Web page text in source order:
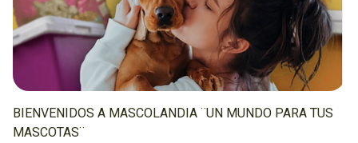
BIENVENIDOS A MASCOLANDIA ¨UN MUNDO PARA TUS
MASCOTAS¨